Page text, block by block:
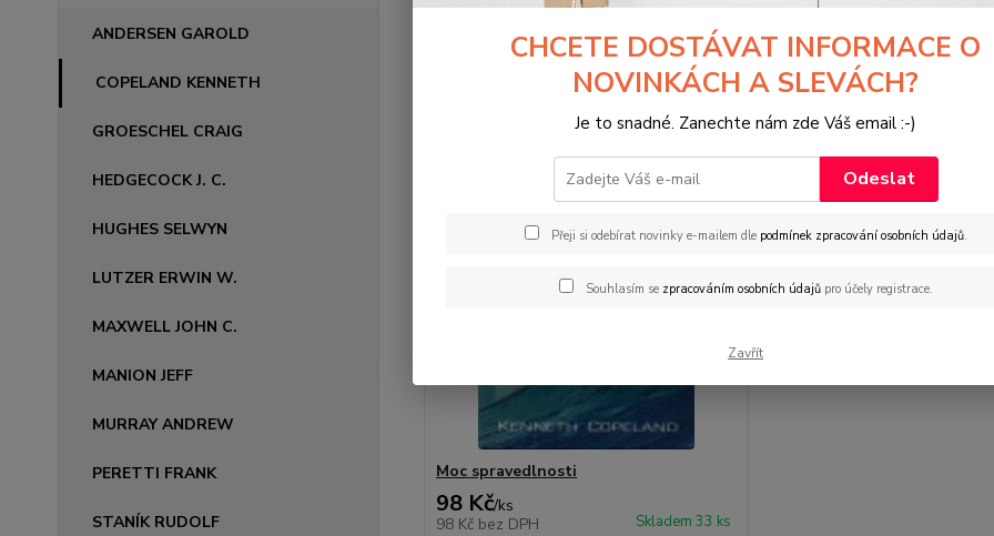
ANDERSEN GAROLD
COPELAND KENNETH
GROESCHEL CRAIG
HEDGECOCK J. C.
HUGHES SELWYN
LUTZER ERWIN W.
MAXWELL JOHN C.
MANION JEFF
MURRAY ANDREW
PERETTI FRANK
STANÍK RUDOLF
Nejnovější Nejlevnější
Moc spravedlnosti
98 Kč/ks
98 Kč bez DPH Skladem 33 ks
CHCETE DOSTÁVAT INFORMACE O
NOVINKÁCH A SLEVÁCH?
Je to snadné. Zanechte nám zde Váš email :-)
Odeslat
Přeji si odebírat novinky e-mailem dle podmínek zpracování osobních údajů.
Souhlasím se zpracováním osobních údajůpro účely registrace.
Zavřít